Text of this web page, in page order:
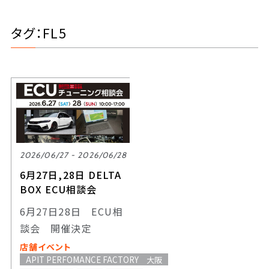
タグ：FL5
2026/06/27 - 2026/06/28
6月27日,28日 DELTA
BOX ECU相談会
6月27日28日 ECU相
談会 開催決定
店舗イベント
APIT PERFOMANCE FACTORY 大阪